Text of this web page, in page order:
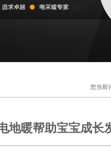
您当前
地暖帮助宝宝成长